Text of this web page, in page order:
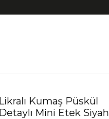
Kumaş Püskül
Mini Etek Siyah